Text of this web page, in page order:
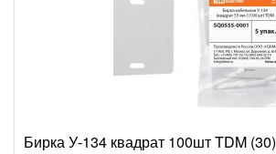
Бирка У-134 квадрат 100шт TDM (30)